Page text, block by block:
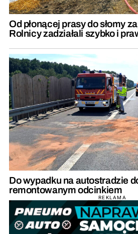
Od płonącej prasy do słomy
Rolnicy zadziałali szybko i
Do wypadku na autostradzie
remontowanym odcinkiem
REKLAMA